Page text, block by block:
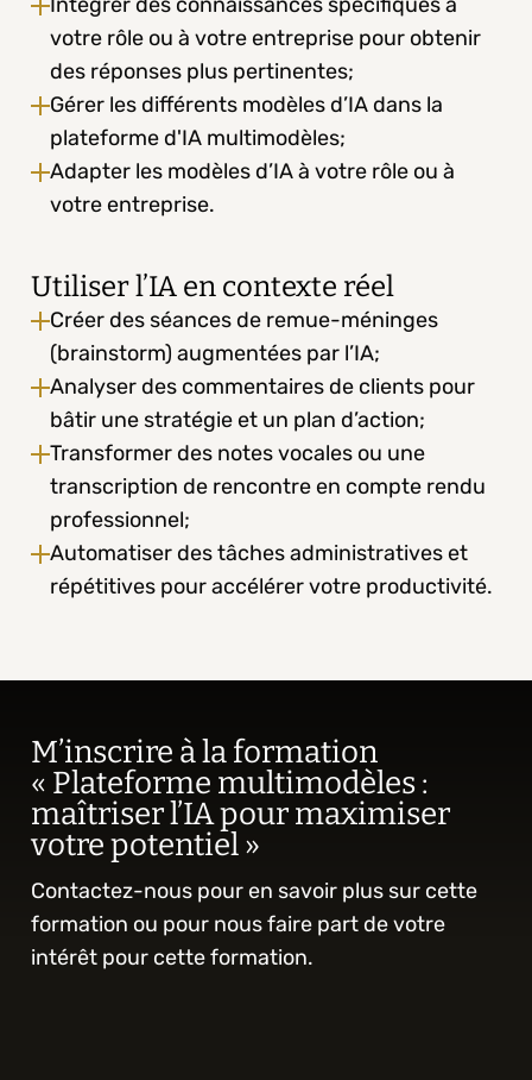
votre rôle ou à votre entreprise pour obtenir
des réponses plus pertinentes;
Gérer les différents modèles d’IA dans la
plateforme d'IA multimodèles;
Adapter les modèles d’IA à votre rôle ou à
votre entreprise.
Utiliser l’IA en contexte réel
Créer des séances de remue-méninges
(brainstorm) augmentées par l’IA;
Analyser des commentaires de clients pour
bâtir une stratégie et un plan d’action;
Transformer des notes vocales ou une
transcription de rencontre en compte rendu
professionnel;
Automatiser des tâches administratives et
répétitives pour accélérer votre productivité.
M’inscrire à la formation
« Plateforme multimodèles :
maîtriser l’IA pour maximiser
votre potentiel »
Contactez-nous pour en savoir plus sur cette
formation ou pour nous faire part de votre
intérêt pour cette formation.